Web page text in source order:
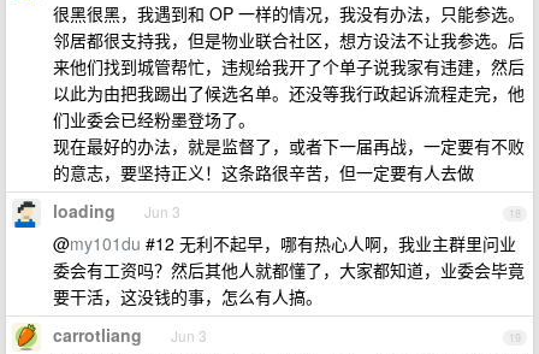
很黑很黑，我遇到和 OP 一样的情况，我没有办法，只能参选。
邻居都很支持我，但是物业联合社区，想方设法不让我参选。后
来他们找到城管帮忙，违规给我开了个单子说我家有违建，然后
以此为由把我踢出了候选名单。还没等我行政起诉流程走完，他
们业委会已经粉墨登场了。
现在最好的办法，就是监督了，或者下一届再战，一定要有不败
的意志，要坚持正义！这条路很辛苦，但一定要有人去做
18
loading Jun 3
@my101du #12 无利不起早，哪有热心人啊，我业主群里问业
委会有工资吗？然后其他人就都懂了，大家都知道，业委会毕竟
要干活，这没钱的事，怎么有人搞。
19
carrotliang Jun 3